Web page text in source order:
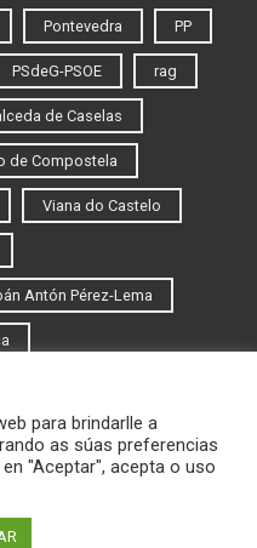
Pontevedra PP
PSdeG-PSOE rag
de Caselas
de Compostela
Viana do Castelo
Antón Pérez-Lema
para brindarlle a
as súas preferencias
"Aceptar", acepta o uso